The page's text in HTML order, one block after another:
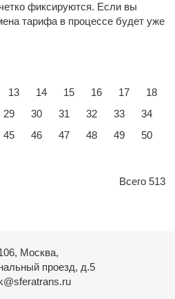
фиксируются. Если вы
тарифа в процессе будет уже
13 14 15 16 17
18
29 30 31 32 33
34
45 46 47 48 49
50
Всего 513
Москва,
проезд, д.5